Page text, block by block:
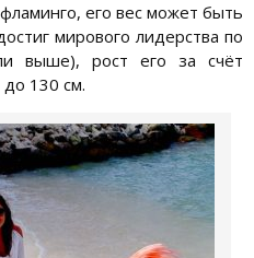
его вес может быть
мирового лидерства по
выше), рост его за счёт
130 см.